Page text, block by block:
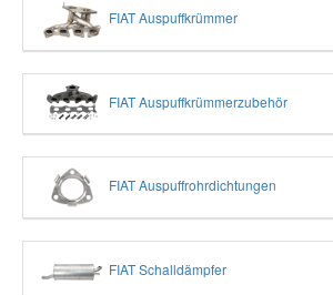
FIAT Auspuffkrümmer
FIAT Auspuffkrümmerzubehör
FIAT Auspuffrohrdichtungen
FIAT Schalldämpfer